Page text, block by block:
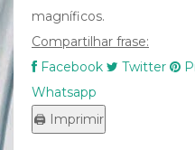
magníficos.
Compartilhar frase:
Facebook
Twitter
Whatsapp